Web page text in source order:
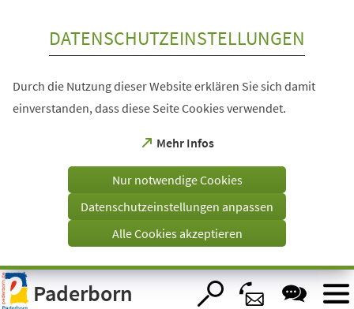
Visuelle
Assistenzsoftware
öffnen.
DATENSCHUTZEINSTELLUNGEN
Durch die Nutzung dieser Website erklären Sie sich damit
einverstanden, dass diese Seite Cookies verwendet.
Mehr Infos
(Öffnet
einem
Tab)
Nur notwendige Cookies
Datenschutzeinstellungen anpassen
Alle Cookies akzeptieren
Paderborn